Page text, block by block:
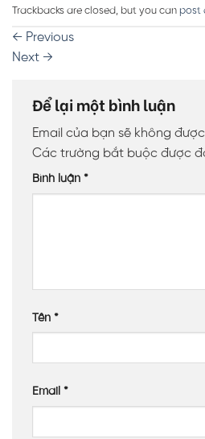
Trackbacks are closed, but you can post
← Previous
Next →
Để lại một bình luận
Email của bạn sẽ không
Các trường bắt buộc được
Bình luận *
Tên *
Email *